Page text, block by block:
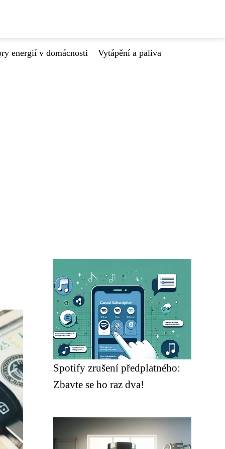
energií v domácnosti Vytápění a paliva
Spotify zrušení předplatného:
Zbavte se ho raz dva!